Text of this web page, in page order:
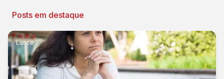
Posts em destaque
Lance